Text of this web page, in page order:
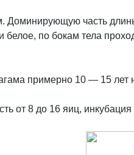
часть
по бокам тела
примерно 10 — 15 лет